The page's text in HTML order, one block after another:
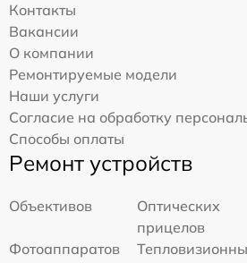
Контакты
Вакансии
О компании
Ремонтируемые модели
Наши услуги
Согласие на обработку
Способы оплаты
Ремонт устройств
Объективов
Оптических
прицелов
Фотоаппаратов